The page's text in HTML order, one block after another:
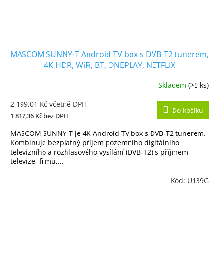
MASCOM SUNNY-T Android TV box s DVB-T2 tunerem,
4K HDR, WiFi, BT, ONEPLAY, NETFLIX
produktu
je
z
5
hvězdiček.
Skladem(>5 ks)
2 199,01 Kč včetně DPH
1 817,36 Kč bez DPH
Do košíku
MASCOM SUNNY-T je 4K Android TV box s DVB‐T2 tunerem.
Kombinuje bezplatný příjem pozemního digitálního
televizního a rozhlasového vysílání (DVB‐T2) s příjmem
televize, filmů,...
Kód: U139G